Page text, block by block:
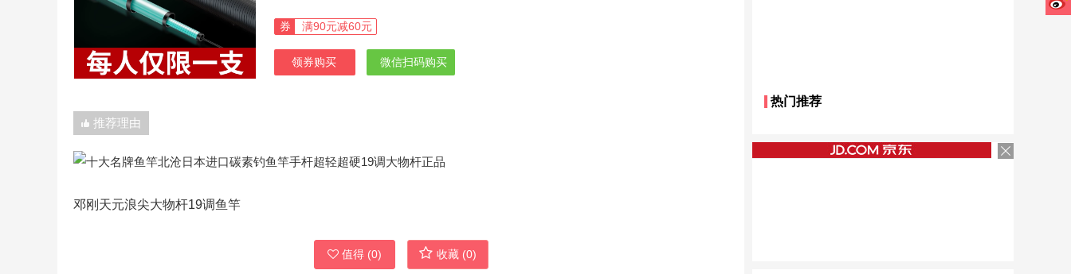
券 满90元减60元
领券购买 微信扫码购买
推荐理由
邓刚天元浪尖大物杆19调鱼竿
值得 (0) 收藏 (0)
热门推荐